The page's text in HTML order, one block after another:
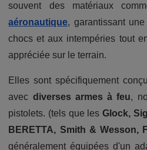
souvent des matériaux
aéronautique, garantissant
chocs et aux intempéries tout
appréciée sur le terrain.
Elles sont spécifiquement
avec diverses armes à feu,
pistolets. (tels que lesGlock,
BERETTA, Smith & Wesson,
généralement équipées d'un